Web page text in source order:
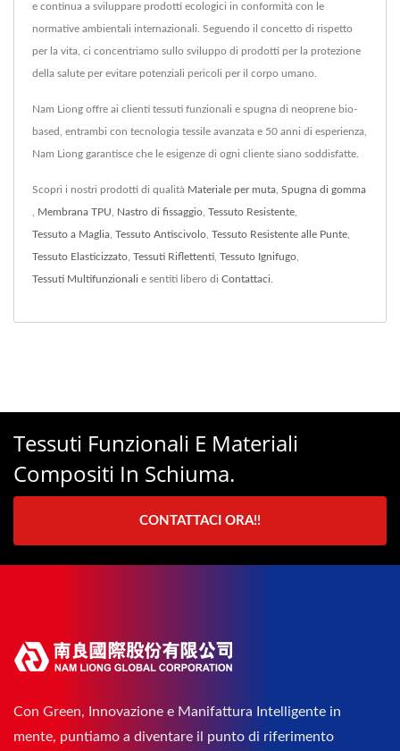
e continua a sviluppare prodotti ecologici in conformità con le
normative ambientali internazionali. Seguendo il concetto di rispetto
per la vita, ci concentriamo sullo sviluppo di prodotti per la protezione
della salute per evitare potenziali pericoli per il corpo umano.
Nam Liong offre ai clienti tessuti funzionali e spugna di neoprene bio-
based, entrambi con tecnologia tessile avanzata e 50 anni di esperienza,
Nam Liong garantisce che le esigenze di ogni cliente siano soddisfatte.
Scopri i nostri prodotti di qualità Materiale per muta Spugna di gomma
Membrana TPU Nastro di fissaggio Tessuto Resistente
Tessuto a Maglia Tessuto Antiscivolo Tessuto Resistente alle Punte
Tessuto Elasticizzato Tessuti Riflettenti Tessuto Ignifugo
Tessuti Multifunzionali e sentiti libero di Contattaci
Tessuti Funzionali E Materiali
Compositi In Schiuma.
CONTATTACI ORA!!
Con Green, Innovazione e Manifattura Intelligente in
mente, puntiamo a diventare il punto di riferimento